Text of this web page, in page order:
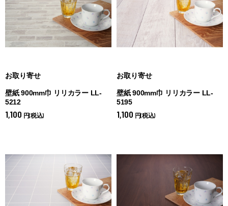
お取り寄せ
壁紙 900mm巾 リリカラー LL-
5212
1,100 円(税込)
お取り寄せ
壁紙 900mm巾 リリカラー LL-
5195
1,100 円(税込)